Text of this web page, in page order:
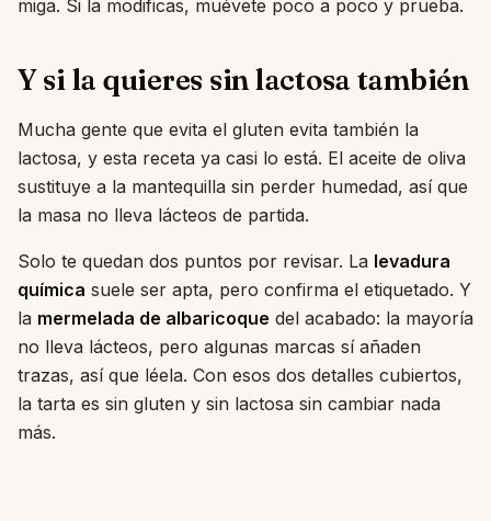
miga. Si la modificas, muévete poco a poco y prueba.
Y si la quieres sin lactosa también
Mucha gente que evita el gluten evita también la
lactosa, y esta receta ya casi lo está. El aceite de oliva
sustituye a la mantequilla sin perder humedad, así que
la masa no lleva lácteos de partida.
Solo te quedan dos puntos por revisar. La levadura
química suele ser apta, pero confirma el etiquetado. Y
la mermelada de albaricoque del acabado: la mayoría
no lleva lácteos, pero algunas marcas sí añaden
trazas, así que léela. Con esos dos detalles cubiertos,
la tarta es sin gluten y sin lactosa sin cambiar nada
más.